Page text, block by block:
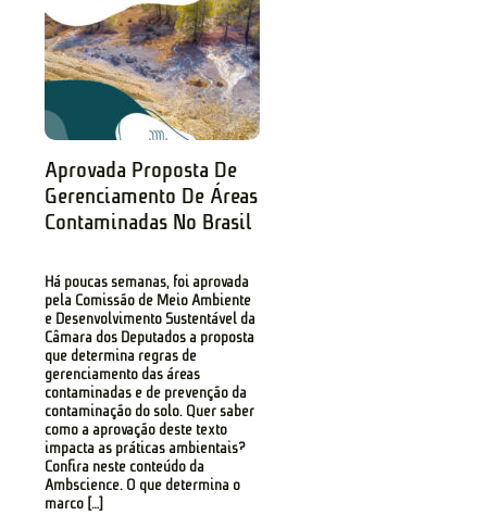
Aprovada Proposta De
Gerenciamento De Áreas
Contaminadas No Brasil
Há poucas semanas, foi aprovada
pela Comissão de Meio Ambiente
e Desenvolvimento Sustentável da
Câmara dos Deputados a proposta
que determina regras de
gerenciamento das áreas
contaminadas e de prevenção da
contaminação do solo. Quer saber
como a aprovação deste texto
impacta as práticas ambientais?
Confira neste conteúdo da
Ambscience. O que determina o
marco […]